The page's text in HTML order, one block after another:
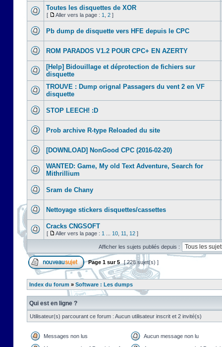
Toutes les disquettes de XOR
[ Aller vers la page : 1 2 ]
Pb dump de disquette vers HFE depuis le CPC
ROM PARADOS V1.2 POUR CPC+ EN AZERTY
[Help] Bidouillage et déprotection de fichiers sur
disquette
TROUVE : Dump orignal Passagers du vent 2 en VF
disquette
STOP LEECH! :D
Prob archive R-type Reloaded du site
[DOWNLOAD] NonGood CPC (2016-02-20)
WANTED: Game, My old Text Adventure, Search for
Mithrillium
Sram de Chany
Nettoyage stickers disquettes/cassettes
Cracks CNGSOFT
[ Aller vers la page : 1 10 11 12 ]
Afficher les sujets publiés depuis :
Page 1 sur5 [ 228 sujet(s) ]
Index du forum » Software : Les dumps
Qui est en ligne ?
Utilisateur(s) parcourant ce forum : Aucun utilisateur inscrit et 2 invité(s)
Messages non lus Aucun message non lu